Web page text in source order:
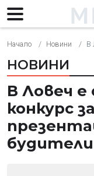
Начало Новини В
НОВИНИ
В Ловеч е
конкурс